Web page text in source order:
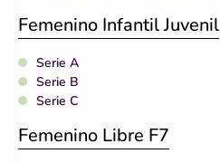
Femenino Infantil Juvenil
Serie A
Serie B
Serie C
Femenino Libre F7